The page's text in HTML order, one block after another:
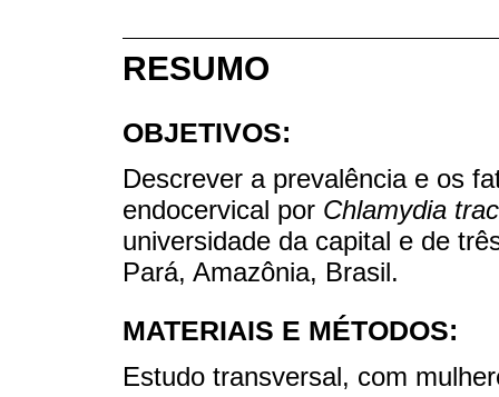
RESUMO
OBJETIVOS:
Descrever a prevalência e os
endocervical por Chlamydia
universidade da capital e de
Pará, Amazônia, Brasil.
MATERIAIS E MÉTODOS:
Estudo transversal, com